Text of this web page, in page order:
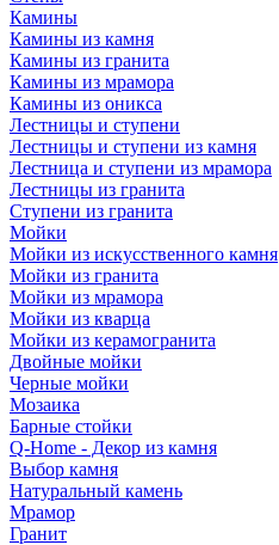
Камины
Камины из камня
Камины из гранита
Камины из мрамора
Камины из оникса
Лестницы и ступени
Лестницы и ступени из камня
Лестница и ступени из мрамора
Лестницы из гранита
Ступени из гранита
Мойки
Мойки из искусственного камня
Мойки из гранита
Мойки из мрамора
Мойки из кварца
Мойки из керамогранита
Двойные мойки
Черные мойки
Мозаика
Барные стойки
Q-Home - Декор из камня
Выбор камня
Натуральный камень
Мрамор
Гранит